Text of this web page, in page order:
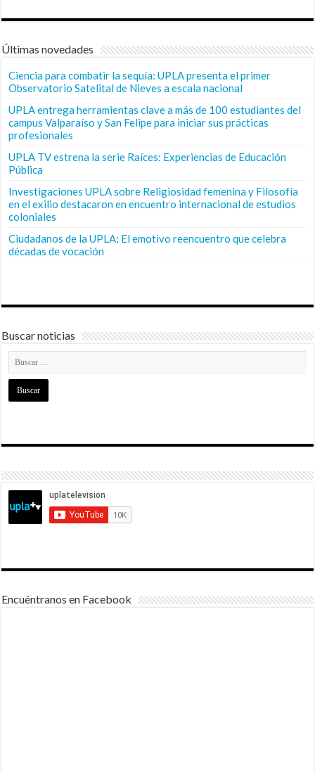
Últimas novedades
Ciencia para combatir la sequía: UPLA presenta el primer
Observatorio Satelital de Nieves a escala nacional
UPLA entrega herramientas clave a más de 100 estudiantes del
campus Valparaíso y San Felipe para iniciar sus prácticas
profesionales
UPLA TV estrena la serie Raíces: Experiencias de Educación
Pública
Investigaciones UPLA sobre Religiosidad femenina y Filosofía
en el exilio destacaron en encuentro internacional de estudios
coloniales
Ciudadanos de la UPLA: El emotivo reencuentro que celebra
décadas de vocación
Buscar noticias
Encuéntranos en Facebook